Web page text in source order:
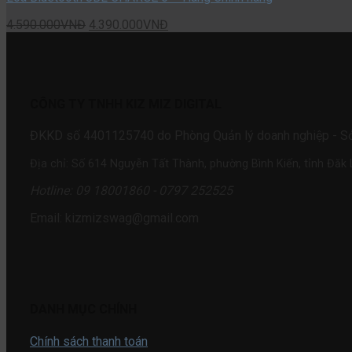
4.590.000VNĐ 4.390.000VNĐ
Chính sách thanh toán